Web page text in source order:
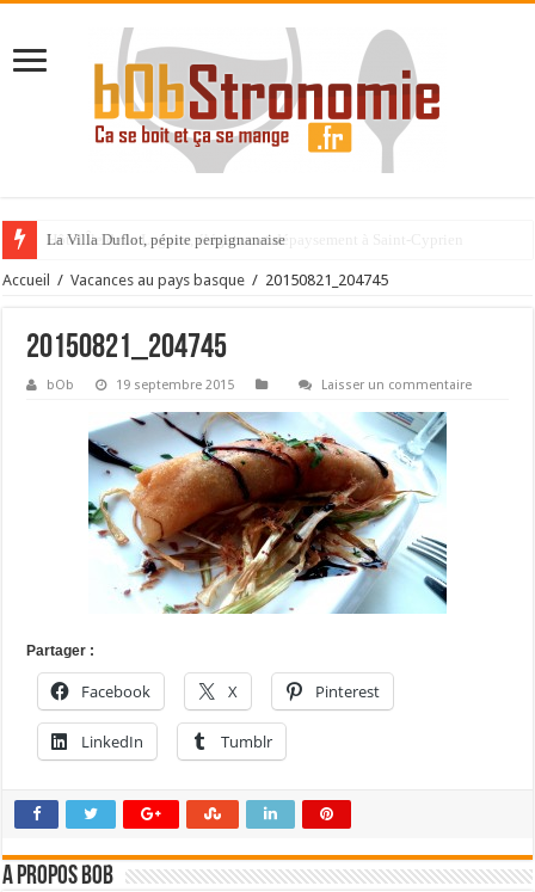
La Villa Duflot, pépite perpignanaise
Accueil / Vacances au pays basque / 20150821_204745
20150821_204745
bOb 19 septembre 2015 Laisser un commentaire
Partager :
Facebook X Pinterest
LinkedIn Tumblr
A propos bOb